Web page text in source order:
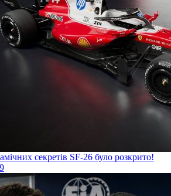
секретів SF-26 було розкрито!